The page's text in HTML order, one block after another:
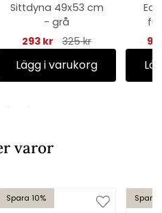
Sittdyna 49x53 cm
- grå
293 kr
325 kr
Lägg i varukorg
varor
Spara 10% Spara